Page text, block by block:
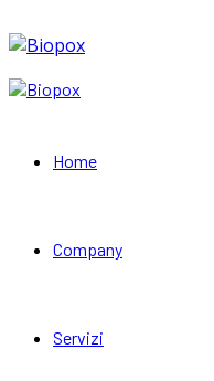
Home
Company
Servizi